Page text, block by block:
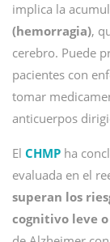
implica la
(hemorragia),
cerebro. Puede
pacientes con
tomar
anticuerpos
El CHMP ha
evaluada en el
superan los
cognitivo leve